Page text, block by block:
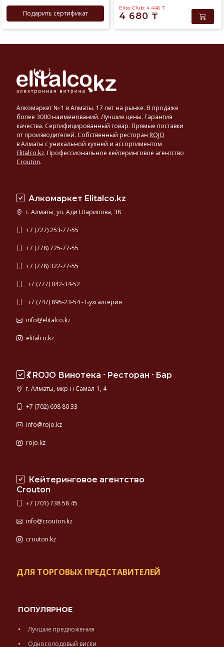
Подарить сертификат
Elite Club: 4 446 ₸
4 680 ₸
Алкомаркет № 1 в Алматы. 17 лет на рынке. В продаже
более 3000 наименований. Лучшие цены. Гарантия
качества. Сертифицированный товар. Прямые поставки
от производителей. Собственный ресторан ROJO
в Алматы с уникальной кухней и ассортиментом
Elitalco.kz. Профессиональное кейтеринговое агентство
Crouton.
Алкомаркет Elitalco.kz
г. Алматы, ул. Ади Шарипова, 38
+7 (727) 253-77-55
+7 (778) 725-77-55
+7 (778) 322-77-55
+7 (777) 042-34-52
+7 (747) 895-23-54 - Бухгалтерия
info@elitalco.kz
elitalco.kz
💃 ROJO Винотека ⸱ Ресторан ⸱ Бар
г. Алматы, мкр-н Самал-1, 4
+7 (702) 698 80 33
info@rojo.kz
rojo.kz
Кейтеринговое агентство
Crouton
+7 (701) 738 58 45
info@crouton.kz
crouton.kz
ДЛЯ ТОРГОВЫХ ПРЕДСТАВИТЕЛЕЙ
ПОПУЛЯРНОЕ
Лучшие предложения
Односолодовый виски